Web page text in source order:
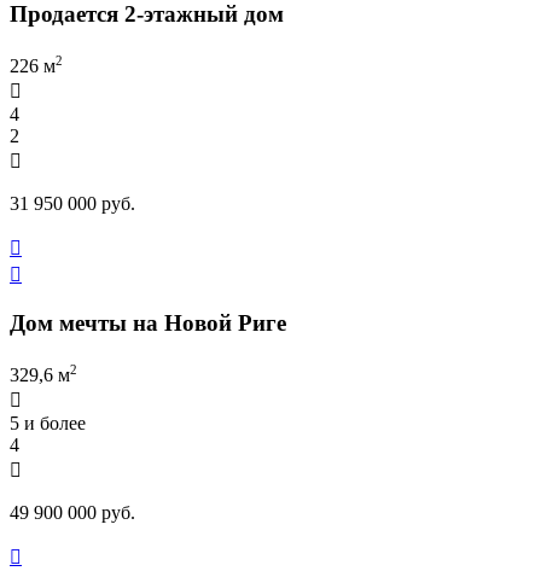
Продается 2-этажный дом
226 м2

4
2

31 950 000 руб.


Дом мечты на Новой Риге
329,6 м2

5 и более
4

49 900 000 руб.
